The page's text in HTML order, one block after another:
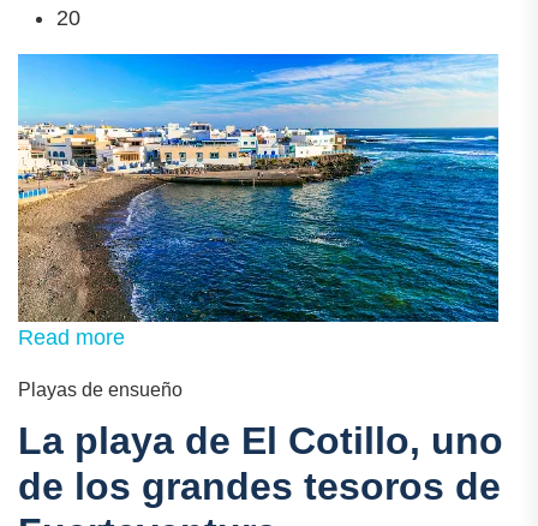
20
Read more
Playas de ensueño
La playa de El Cotillo, uno
de los grandes tesoros de